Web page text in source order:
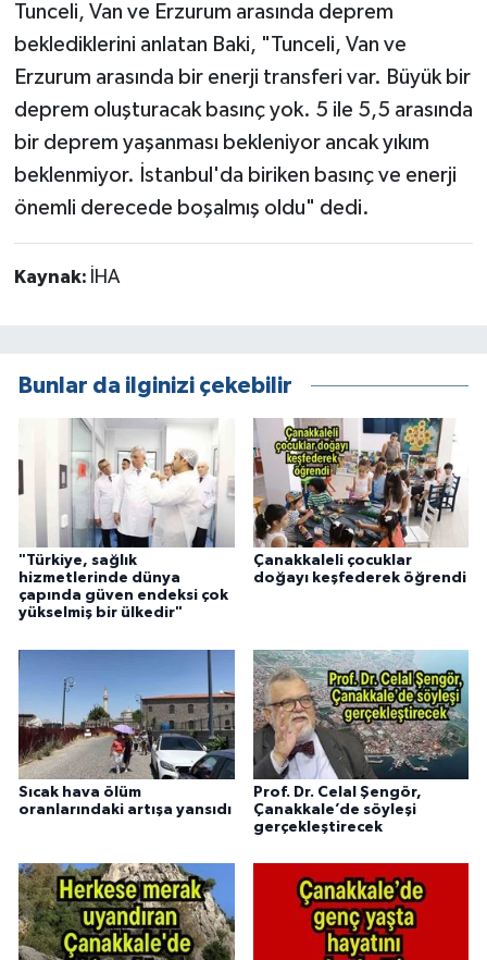
Tunceli, Van ve Erzurum arasında deprem
beklediklerini anlatan Baki, "Tunceli, Van ve
Erzurum arasında bir enerji transferi var. Büyük bir
deprem oluşturacak basınç yok. 5 ile 5,5 arasında
bir deprem yaşanması bekleniyor ancak yıkım
beklenmiyor. İstanbul'da biriken basınç ve enerji
önemli derecede boşalmış oldu" dedi.
Kaynak: İHA
Bunlar da ilginizi çekebilir
"Türkiye, sağlık
hizmetlerinde dünya
çapında güven endeksi çok
yükselmiş bir ülkedir"
Çanakkaleli çocuklar
doğayı keşfederek öğrendi
Sıcak hava ölüm
oranlarındaki artışa yansıdı
Prof. Dr. Celal Şengör,
Çanakkale’de söyleşi
gerçekleştirecek